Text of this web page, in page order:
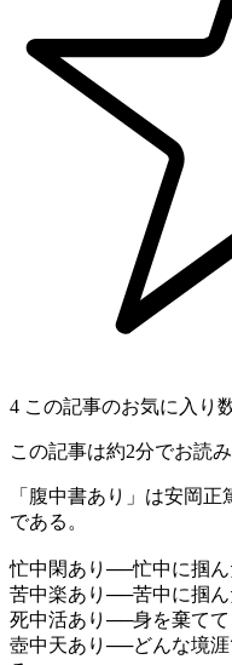
4 この記事のお気に入り
この記事は約2分でお読
「腹中書あり」は安岡
である。
忙中閑あり──忙中に掴ん
苦中楽あり──苦中に掴ん
死中活あり──身を棄てて
壺中天あり──どんな境